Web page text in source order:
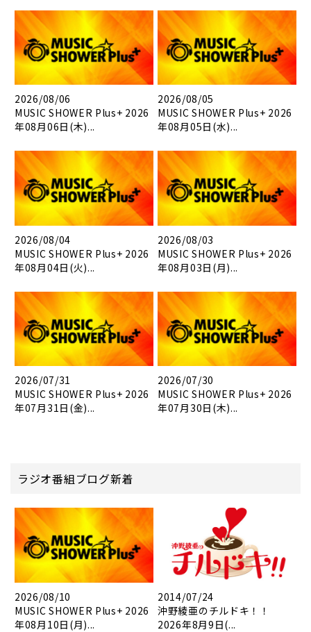
2026/08/06
MUSIC SHOWER Plus+ 2026
年08月06日(木)...
2026/08/05
MUSIC SHOWER Plus+ 2026
年08月05日(水)...
2026/08/04
MUSIC SHOWER Plus+ 2026
年08月04日(火)...
2026/08/03
MUSIC SHOWER Plus+ 2026
年08月03日(月)...
2026/07/31
MUSIC SHOWER Plus+ 2026
年07月31日(金)...
2026/07/30
MUSIC SHOWER Plus+ 2026
年07月30日(木)...
ラジオ番組ブログ新着
2026/08/10
MUSIC SHOWER Plus+ 2026
年08月10日(月)...
2014/07/24
沖野綾亜のチルドキ！！
2026年8月9日(...